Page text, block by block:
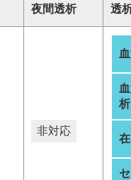
夜間透析 透
非対応